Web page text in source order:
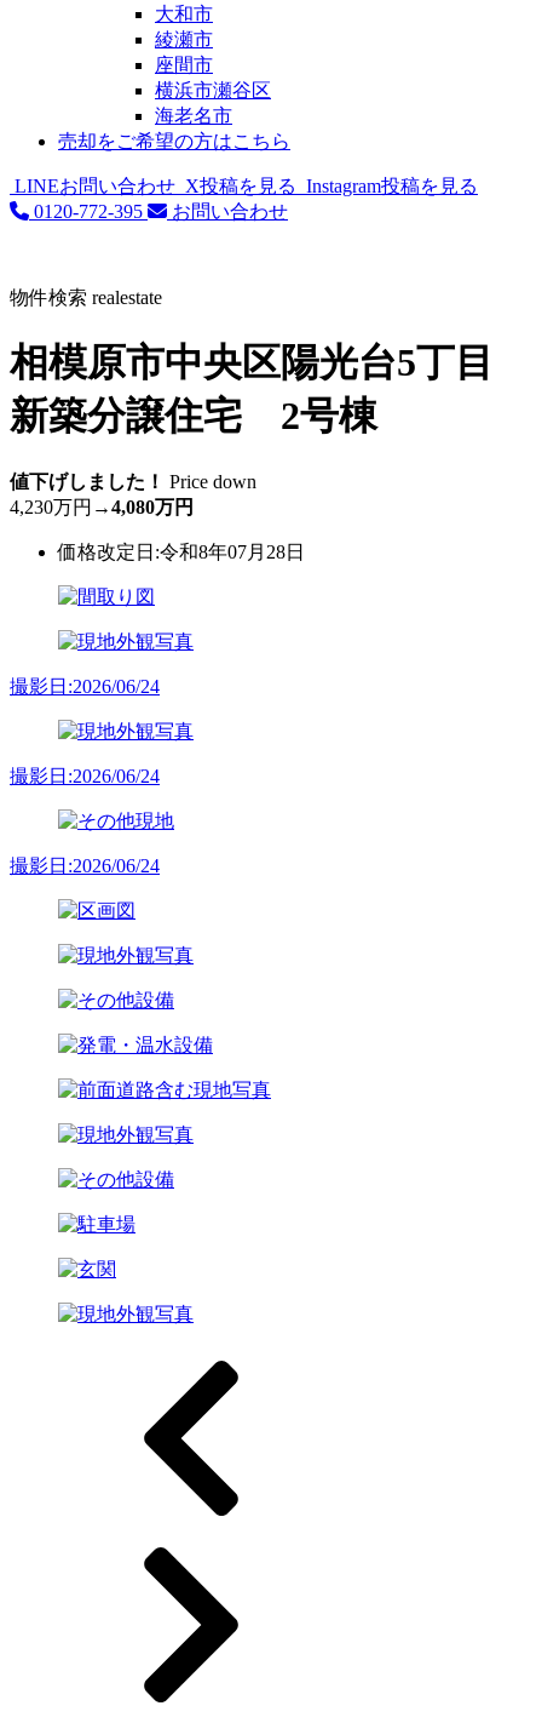
大和市
綾瀬市
座間市
横浜市瀬谷区
海老名市
売却をご希望の方はこちら
LINEお問い合わせ X投稿を見る Instagram投稿を見る
0120-772-395
お問い合わせ
物件検索 realestate
相模原市中央区陽光台5丁目
新築分譲住宅 2号棟
値下げしました！ Price down
4,230万円 →4,080万円
価格改定日:令和8年07月28日
撮影日:2026/06/24
撮影日:2026/06/24
撮影日:2026/06/24